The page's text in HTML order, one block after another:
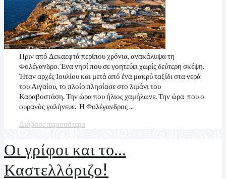
Πριν από Δεκαεφτά περίπου χρόνια, ανακάλυψα τη
Φολέγανδρο. Ένα νησί που σε γοητεύει χωρίς δεύτερη σκέψη.
Ήταν αρχές Ιουλίου και μετά από ένα μακρύ ταξίδι στα νερά
του Αιγαίου, το πλοίο πλησίασε στο λιμάνι του
Καραβοστάση. Την ώρα που ήλιος χαμήλωνε. Την ώρα που ο
ουρανός γαλήνευε. Η Φολέγανδρος ...
Διάβασε περισσότερα
Οι γρίφοι και το…
Καστελλόριζο!